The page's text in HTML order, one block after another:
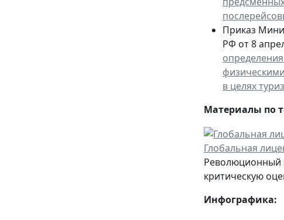
Приказ
РФ от 8
в целях
Материалы по
Глобальная
Революционный
критическую
Инфографика: